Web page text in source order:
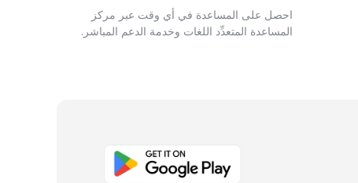
احصل على المساعدة في أي وقت عبر مركز
المساعدة المتعدِّد اللغات وخدمة الدعم المباشر.